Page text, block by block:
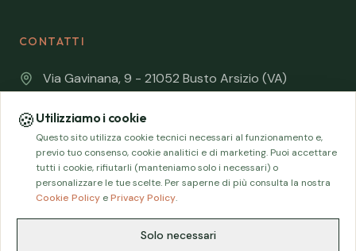
CONTATTI
Via Gavinana, 9 - 21052 Busto Arsizio (VA)
0331 630479
info@edpserramentieporte.it
🍪 Utilizziamo i cookie
Questo sito utilizza cookie tecnici necessari al funzionamento e,
previo tuo consenso, cookie analitici e di marketing. Puoi accettare
tutti i cookie, rifiutarli (manteniamo solo i necessari) o
personalizzare le tue scelte. Per saperne di più consulta la nostra
Cookie Policy ePrivacy Policy.
Solo necessari